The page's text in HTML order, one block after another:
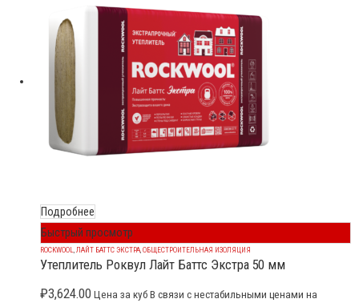
Подробнее
Быстрый просмотр
ROCKWOOL,ЛАЙТ БАТТС ЭКСТРА,ОБЩЕСТРОИТЕЛЬНАЯ ИЗОЛЯЦИЯ
Утеплитель Роквул Лайт Баттс Экстра 50 мм
₽3,624.00 Цена за куб В связи с нестабильными ценами на